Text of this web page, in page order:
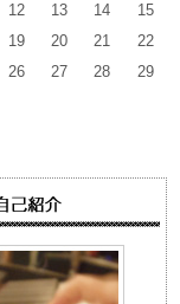
12 13 14
15
19 20 21
22
26 27 28
29